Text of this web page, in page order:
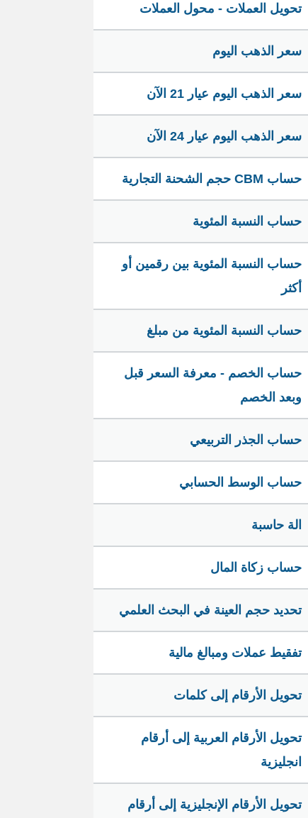
تحويل العملات - محول العملات
سعر الذهب اليوم
سعر الذهب اليوم عيار 21 الآن
سعر الذهب اليوم عيار 24 الآن
حساب CBM حجم الشحنة التجارية
حساب النسبة المئوية
حساب النسبة المئوية بين رقمين أو
أكثر
حساب النسبة المئوية من مبلغ
حساب الخصم - معرفة السعر قبل
وبعد الخصم
حساب الجذر التربيعي
حساب الوسط الحسابي
الة حاسبة
حساب زكاة المال
تحديد حجم العينة في البحث العلمي
تفقيط عملات ومبالغ مالية
تحويل الأرقام إلى كلمات
تحويل الأرقام العربية إلى أرقام
انجليزية
تحويل الأرقام الإنجليزية إلى أرقام